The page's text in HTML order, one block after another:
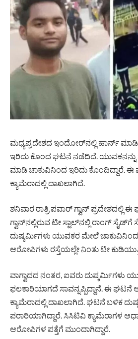
ಮಧ್ಯಪ್ರದೇಶದ ಇಂದೋರ್‌ನಲ್ಲಿ ಹಾರ್ನ್
ಇರಿದು ಕೊಂದ ಘಟನೆ ನಡೆದಿದೆ. ಯುವಕನನ್ನು
ಮಾಡಿ ಚಾಕುವಿನಿಂದ ಇರಿದು ಕೊಂದಿದ್ದಾರೆ.
ಕ್ಯಾಮೆರಾದಲ್ಲಿ ದಾಖಲಾಗಿದೆ.
ಶನಿವಾರ ರಾತ್ರಿ ಪವಾರ್ ಗ್ವಾನ್
ಗ್ವಾನ್‌ನಲ್ಲಿರುವ ಟೀ ಸ್ಟಾಲ್‌ನಲ್ಲಿ ರಾಂಗ್ ಸೈಡ್‌ಗೆ
ದುಷ್ಕರ್ಮಿಗಳು ಯುವಕರ ಮೇಲೆ ಚಾಕುವಿನಿಂದ
ಆರೋಪಿಗಳು ರಸ್ತೆಯಲ್ಲೇ ನಿಂತು ಟೀ
ವಾಗ್ವಾದದ ನಂತರ, ಐವರು ದುಷ್ಕರ್ಮಿಗಳು
ಫಲಕಾರಿಯಾಗದೆ ಸಾವನ್ನಪ್ಪಿದ್ದಾನೆ. ಈ ಘಟನೆ
ಕ್ಯಾಮೆರಾದಲ್ಲಿ ದಾಖಲಾಗಿದೆ. ಘಟನೆ ಬಳಿಕ
ಪರಾರಿಯಾಗಿದ್ದಾರೆ. ಸಿಸಿಟಿವಿ ಕ್ಯಾಮೆರಾಗಳ
ಆರೋಪಿಗಳ ಪತ್ತೆಗೆ ಮುಂದಾಗಿದ್ದಾರೆ.